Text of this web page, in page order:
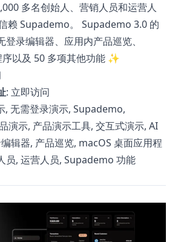
多名创始人、营销人员和运营人
赖 Supademo。 Supademo 3.0 的
录编辑器、应用内产品巡览、
以及 50 多项其他功能 ✨
: 立即访问
, 无需登录演示, Supademo,
演示, 产品演示工具, 交互式演示, AI
辑器, 产品巡览, macOS 桌面应用程
员, 运营人员, Supademo 功能